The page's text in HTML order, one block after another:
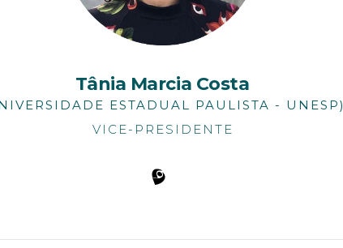
Tânia Marcia Costa
ESTADUAL PAULISTA - UNESP)
VICE-PRESIDENTE